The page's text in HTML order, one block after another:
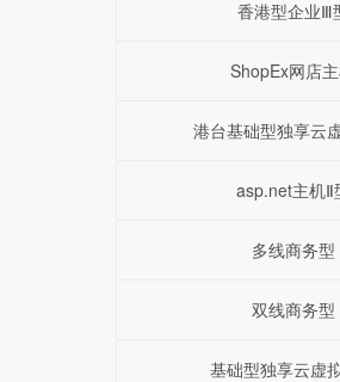
香港型企业Ⅲ
ShopEx网店
港台基础型独享云
asp.net主机Ⅱ
多线商务型
双线商务型
基础型独享云虚